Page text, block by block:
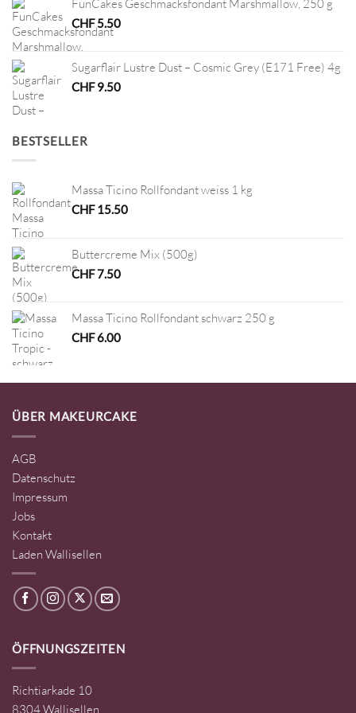
FunCakes Geschmacksfondant Marshmallow, 250 g
CHF5.50
Sugarflair Lustre Dust – Cosmic Grey (E171 Free) 4g
CHF9.50
BESTSELLER
Massa Ticino Rollfondant weiss 1 kg
CHF15.50
Buttercreme Mix (500g)
CHF7.50
Massa Ticino Rollfondant schwarz 250 g
CHF6.00
ÜBER MAKEURCAKE
AGB
Datenschutz
Impressum
Jobs
Kontakt
Laden Wallisellen
ÖFFNUNGSZEITEN
Richtiarkade 10
8304 Wallisellen